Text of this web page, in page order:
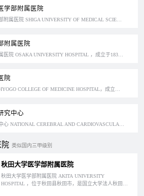
学部附属医院
滋贺医科大学医学部附属医院 SHIGA UNIVERSITY OF MEDICAL SCIENCE HOSPITAL，成立于1978年，位于日本滋贺县大津市。滋贺医科大学是滋贺县内唯一的医科大学，医学部的附属医院和大学本部位于同一地区，擅长心血管类疾病治疗的医院。
附属医院
大阪大学医学部附属医院 OSAKA UNIVERSITY HOSPITAL ，成立于1838年，位于大阪府吹田市，简称阪大医院。大阪大学是日本第6所帝国大学，综合实力在关西地区排名第二，仅次于京都大学，阪大医院在心脑血管手术方面的成绩最为突出，是世界上率先确立重症心力衰竭外科治疗体系的医院。
院
究中心
院 类似国内三甲级别
秋田大学医学部附属医院
秋田大学医学部附属医院 AKITA UNIVERSITY
HOSPITAL ，位于秋田县秋田市，是国立大学法人秋田大